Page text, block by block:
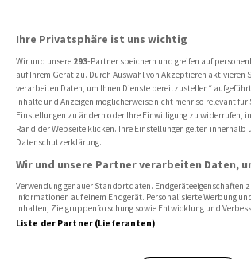
Kapitalanforderungen für die UBS - Aktien
für
notieren
Ihre Privatsphäre ist uns wichtig
Wir und unsere 293-Partner speichern und greifen auf
auf Ihrem Gerät zu. Durch Auswahl von Akzeptieren aktivieren
verarbeiten Daten, um Ihnen Dienste bereitzustellen“
Inhalte und Anzeigen möglicherweise nicht mehr so relevant
Einstellungen zu ändern oder Ihre Einwilligung zu widerrufen,
Rand der Webseite klicken. Ihre Einstellungen gelten
Datenschutzerklärung.
Wir und unsere Partner verarbeiten Daten,
Verwendung genauer Standortdaten.
Informationen auf einem Endgerät. Personalisierte Werbung
Inhalten, Zielgruppenforschung sowie Entwicklung und
Liste der Partner (Lieferanten)